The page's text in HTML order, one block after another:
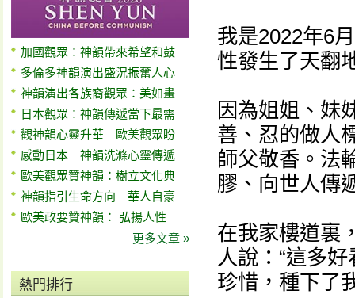
加國觀眾：神韻帶來希望和鼓
多倫多神韻演出盛況振奮人心
神韻演出各族裔觀眾：美如畫
日本觀眾：神韻傳遞當下最需
觀神韻心靈升華 歐美觀眾盼
感動日本 神韻洗滌心靈傳遞
歐美觀眾贊神韻：樹立文化典
神韻指引生命方向 華人自豪
歐美政要贊神韻： 弘揚人性
更多文章 »
熱門排行
我是2022年6
性發生了天翻
因為姐姐、妹
善、忍的做人
師父敬香。法
膠、向世人傳
在我家樓道裏
人說：“這多
珍惜，種下了